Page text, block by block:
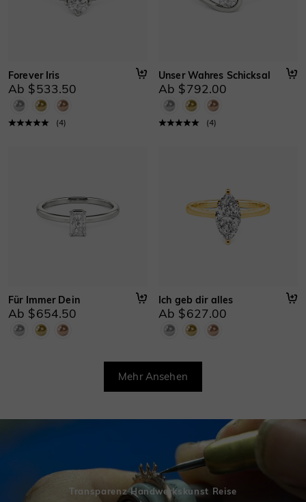
Forever Iris
Ab $533.50
(4)
Unser Wahres Schicksal
Ab $792.00
(4)
Für Immer Dein
Ab $654.50
Ich geb dir alles
Ab $627.00
Mehr Ansehen
Transparenz Handwerkskunst Reise